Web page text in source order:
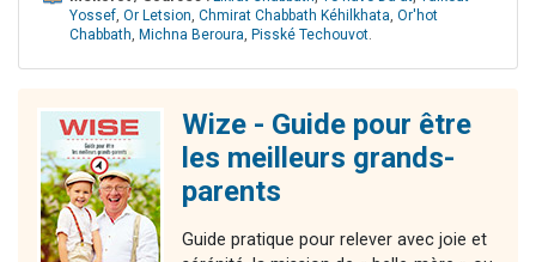
Yossef, Or Letsion, Chmirat Chabbath Kéhilkhata, Or'hot
Chabbath, Michna Beroura, Pisské Techouvot.
Wize - Guide pour être
les meilleurs grands-
parents
Guide pratique pour relever avec joie et